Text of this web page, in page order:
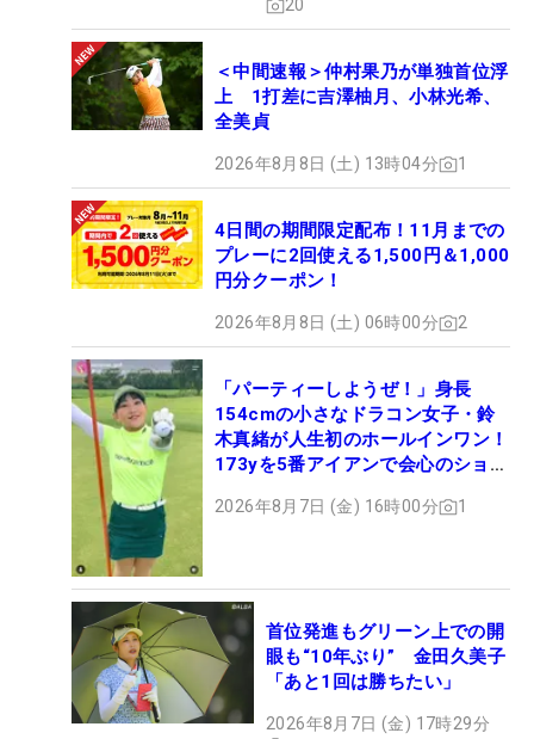
20
＜中間速報＞仲村果乃が単独首位浮
上 1打差に吉澤柚月、小林光希、
全美貞
2026年8月8日 (土) 13時04分 1
4日間の期間限定配布！11月までの
プレーに2回使える1,500円＆1,000
円分クーポン！
2026年8月8日 (土) 06時00分 2
「パーティーしようぜ！」身長
154cmの小さなドラコン女子・鈴
木真緒が人生初のホールインワン！
173yを5番アイアンで会心のショッ
2026年8月7日 (金) 16時00分 1
首位発進もグリーン上での開
眼も“10年ぶり” 金田久美子
「あと1回は勝ちたい」
2026年8月7日 (金) 17時29分